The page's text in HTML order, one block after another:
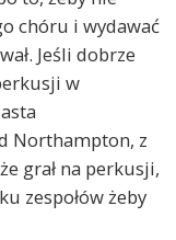
chóru i wydawać
Jeśli dobrze
w
Northampton, z
grał na perkusji,
zespołów żeby